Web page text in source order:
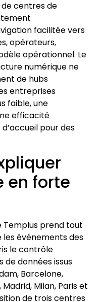
centres de
facilitée vers
opérateurs,
opérationnel. Le
numérique ne
de hubs
entreprises
faible, une
efficacité
pour des
en forte
Templus prend tout
les événements des
le contrôle
données issus
Barcelone,
Milan, Paris et
de trois centres